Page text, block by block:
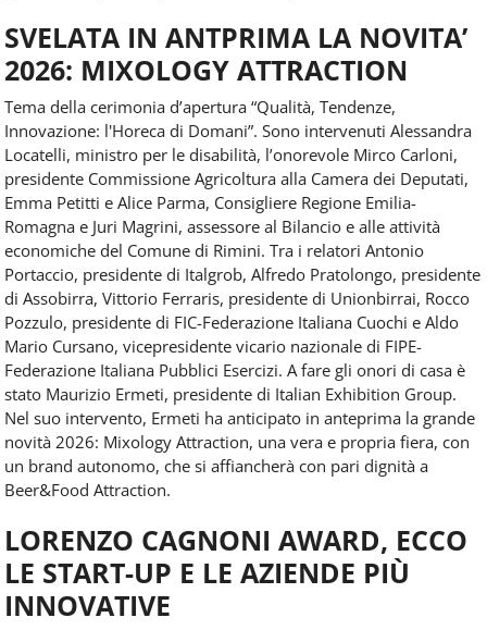
SVELATA IN ANTPRIMA LA NOVITA’
2026: MIXOLOGY ATTRACTION
Tema della cerimonia d’apertura “Qualità, Tendenze,
Innovazione: l'Horeca di Domani”. Sono intervenuti Alessandra
Locatelli, ministro per le disabilità, l’onorevole Mirco Carloni,
presidente Commissione Agricoltura alla Camera dei Deputati,
Emma Petitti e Alice Parma, Consigliere Regione Emilia-
Romagna e Juri Magrini, assessore al Bilancio e alle attività
economiche del Comune di Rimini. Tra i relatori Antonio
Portaccio, presidente di Italgrob, Alfredo Pratolongo, presidente
di Assobirra, Vittorio Ferraris, presidente di Unionbirrai, Rocco
Pozzulo, presidente di FIC-Federazione Italiana Cuochi e Aldo
Mario Cursano, vicepresidente vicario nazionale di FIPE-
Federazione Italiana Pubblici Esercizi. A fare gli onori di casa è
stato Maurizio Ermeti, presidente di Italian Exhibition Group.
Nel suo intervento, Ermeti ha anticipato in anteprima la grande
novità 2026: Mixology Attraction, una vera e propria fiera, con
un brand autonomo, che si affiancherà con pari dignità a
Beer&Food Attraction.
LORENZO CAGNONI AWARD, ECCO
LE START-UP E LE AZIENDE PIÙ
INNOVATIVE